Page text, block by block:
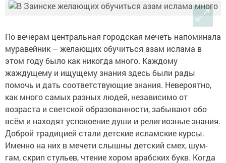
По вечерам центральная городская мечеть напоминала
муравейник – желающих обучиться азам ислама в
этом году было как никогда много. Каждому
жаждущему и ищущему знания здесь были рады
помочь и дать соответствующие знания. Невероятно,
как много самых разных людей, независимо от
возраста и светской образованности, забывают обо
всём и находят успокоение души и религиозные знания.
Доброй традицией стали детские исламские курсы.
Именно на них в мечети слышны детский смех, шум-
гам, скрип стульев, чтение хором арабских букв. Когда